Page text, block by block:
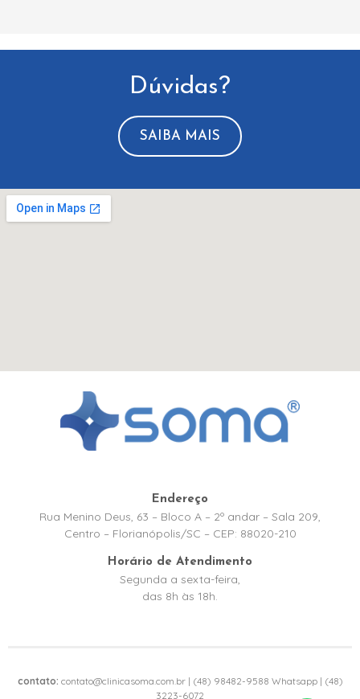
Dúvidas?
SAIBA MAIS
Endereço
Rua Menino Deus, 63 – Bloco A – 2º andar – Sala 209,
Centro – Florianópolis/SC – CEP: 88020-210
Horário de Atendimento
Segunda a sexta-feira,
das 8h às 18h.
contato: contato@clinicasoma.com.br | (48) 98482-9588 Whatsapp | (48)
3223-6072